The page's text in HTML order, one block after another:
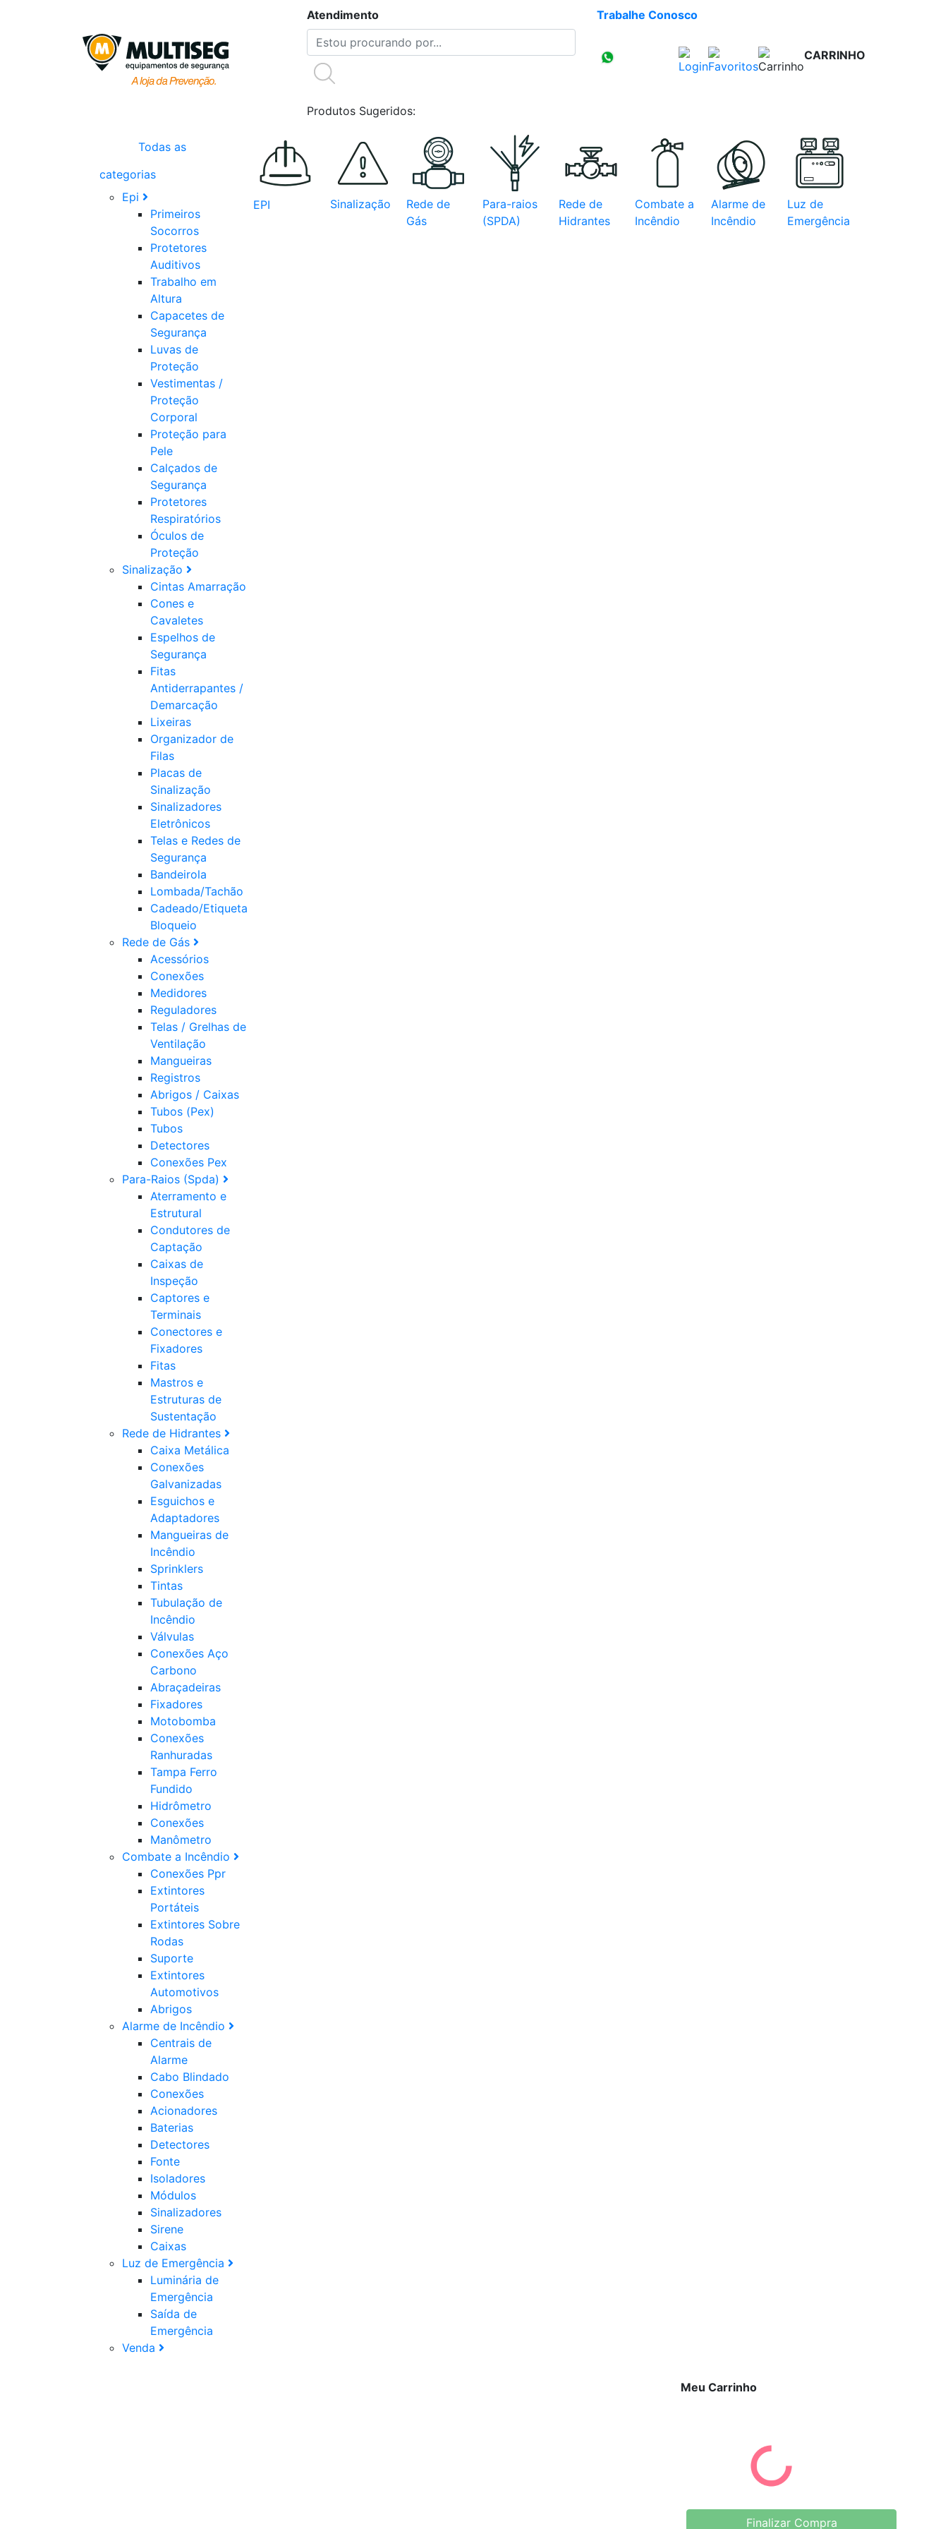
Atendimento Trabalhe Conosco
Produtos Sugeridos:
CARRINHO
Todas as
categorias
Epi
Primeiros
Socorros
Protetores
Auditivos
Trabalho em
Altura
Capacetes de
Segurança
Luvas de
Proteção
Vestimentas /
Proteção
Corporal
Proteção para
Pele
Calçados de
Segurança
Protetores
Respiratórios
Óculos de
Proteção
Sinalização
Cintas Amarração
Cones e
Cavaletes
Espelhos de
Segurança
Fitas
Antiderrapantes /
Demarcação
Lixeiras
Organizador de
Filas
Placas de
Sinalização
Sinalizadores
Eletrônicos
Telas e Redes de
Segurança
Bandeirola
Lombada/Tachão
Cadeado/Etiqueta
Bloqueio
Rede de Gás
Acessórios
Conexões
Medidores
Reguladores
Telas / Grelhas de
Ventilação
Mangueiras
Registros
Abrigos / Caixas
Tubos (Pex)
Tubos
Detectores
Conexões Pex
Para-Raios (Spda)
Aterramento e
Estrutural
Condutores de
Captação
Caixas de
Inspeção
Captores e
Terminais
Conectores e
Fixadores
Fitas
Mastros e
Estruturas de
Sustentação
Rede de Hidrantes
Caixa Metálica
Conexões
Galvanizadas
Esguichos e
Adaptadores
Mangueiras de
Incêndio
Sprinklers
Tintas
Tubulação de
Incêndio
Válvulas
Conexões Aço
Carbono
Abraçadeiras
Fixadores
Motobomba
Conexões
Ranhuradas
Tampa Ferro
Fundido
Hidrômetro
Conexões
Manômetro
Combate a Incêndio
Conexões Ppr
Extintores
Portáteis
Extintores Sobre
Rodas
Suporte
Extintores
Automotivos
Abrigos
Alarme de Incêndio
Centrais de
Alarme
Cabo Blindado
Conexões
Acionadores
Baterias
Detectores
Fonte
Isoladores
Módulos
Sinalizadores
Sirene
Caixas
Luz de Emergência
Luminária de
Emergência
Saída de
Emergência
Venda
EPI Sinalização
Rede de
Gás
Para-raios
(SPDA)
Rede de
Hidrantes
Combate a
Incêndio
Alarme de
Incêndio
Luz de
Emergência
Meu Carrinho
Finalizar Compra